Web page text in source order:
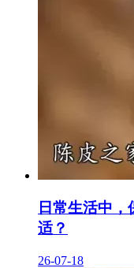
日常生活中
适？
26-07-18